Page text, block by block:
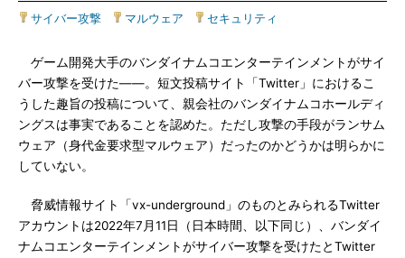
サイバー攻撃 マルウェア セキュリティ
ゲーム開発大手のバンダイナムコエンターテインメントがサイ
バー攻撃を受けた――。短文投稿サイト「Twitter」におけるこ
うした趣旨の投稿について、親会社のバンダイナムコホールディ
ングスは事実であることを認めた。ただし攻撃の手段がランサム
ウェア（身代金要求型マルウェア）だったのかどうかは明らかに
していない。
脅威情報サイト「vx-underground」のものとみられるTwitter
アカウントは2022年7月11日（日本時間、以下同じ）、バンダイ
ナムコエンターテインメントがサイバー攻撃を受けたとTwitter